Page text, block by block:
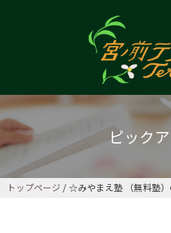
ピック
トップページ ☆みやまえ塾 （無料塾